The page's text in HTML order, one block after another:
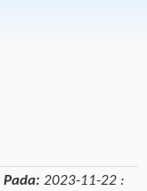
Pada: 2023-11-22 :